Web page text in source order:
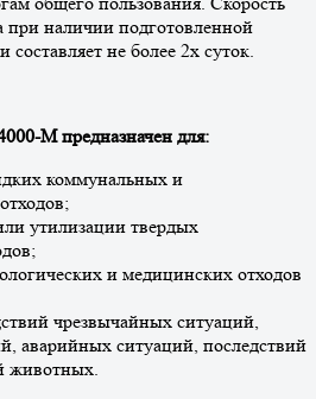
при наличии подготовленной
не более 2х суток.
М предназначен для:
коммунальных и
утилизации твердых
и медицинских отходов
чрезвычайных ситуаций,
аварийных ситуаций, последствий
животных.